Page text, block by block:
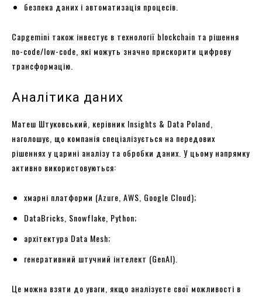
безпека даних і автоматизація процесів.
Capgemini також інвестує в технології blockchain та рішення
no-code/low-code, які можуть значно прискорити цифрову
трансформацію.
Аналітика даних
Матеш Штуковський, керівник Insights & Data Poland,
наголошує, що компанія спеціалізується на передових
рішеннях у царині аналізу та обробки даних. У цьому напрямку
активно використовуються:
хмарні платформи (Azure, AWS, Google Cloud);
DataBricks, Snowflake, Python;
архітектура Data Mesh;
генеративний штучний інтелект (GenAI).
Це можна взяти до уваги, якщо аналізуєте свої можливості в